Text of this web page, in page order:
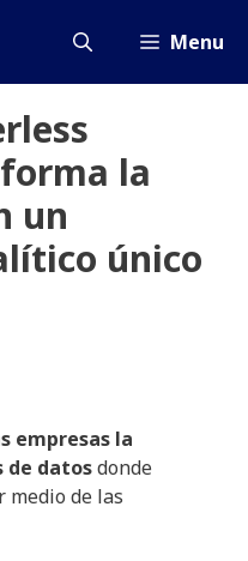
Menu
la
un
único
empresas la
de datosdonde
medio de las